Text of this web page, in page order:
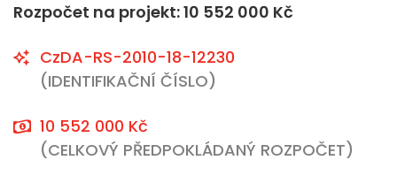
Rozpočet na projekt: 10 552 000 Kč
CzDA-RS-2010-18-12230
(IDENTIFIKAČNÍ ČÍSLO)
10 552 000 Kč
(CELKOVÝ PŘEDPOKLÁDANÝ ROZPOČET)